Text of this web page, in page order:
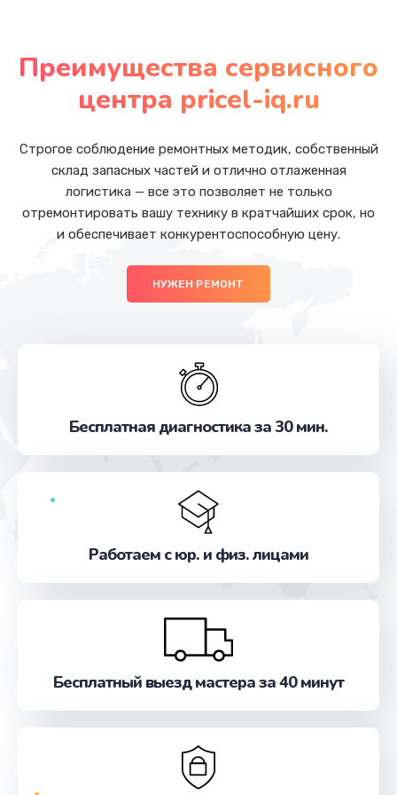
от 400 руб.
Заказать
от 550 руб.
Заказать
Ремонт капиллярной трубки
от 400 руб.
Заказать
Преимущества сервисного
центра pricel-iq.ru
Строгое соблюдение ремонтных методик, собственный
склад запасных частей и отлично отлаженная
логистика — все это позволяет не только
отремонтировать вашу технику в кратчайших срок, но
и обеспечивает конкурентоспособную цену.
НУЖЕН РЕМОНТ
Бесплатная диагностика за 30 мин.
Работаем с юр. и физ. лицами
Бесплатный выезд мастера за 40 минут